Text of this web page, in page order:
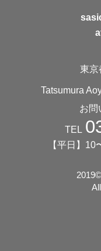
東京
Tatsumura
お問
TEL
【平日】